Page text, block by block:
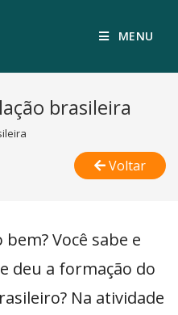
MENU
brasileira
Voltar
bem? Você sabe e
deu a formação do
Na atividade